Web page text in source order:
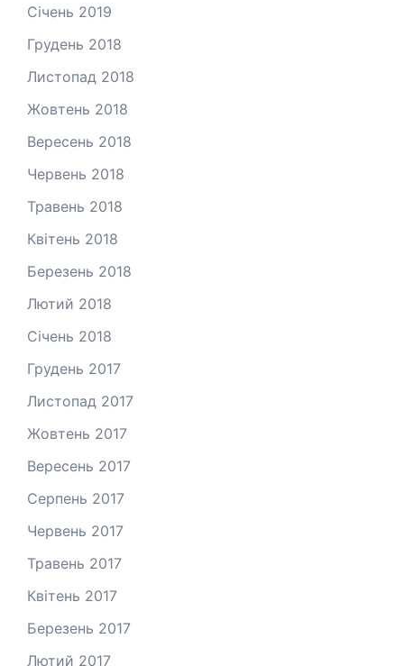
Січень 2019
Грудень 2018
Листопад 2018
Жовтень 2018
Вересень 2018
Червень 2018
Травень 2018
Квітень 2018
Березень 2018
Лютий 2018
Січень 2018
Грудень 2017
Листопад 2017
Жовтень 2017
Вересень 2017
Серпень 2017
Червень 2017
Травень 2017
Квітень 2017
Березень 2017
Лютий 2017